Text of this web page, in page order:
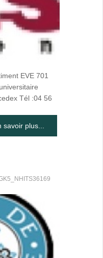
EVE 701
Tél :04 56
savoir plus...